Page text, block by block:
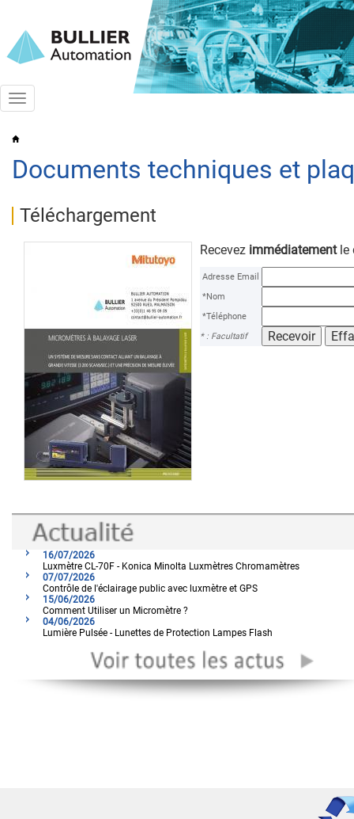
Toggle
Documents techniques et
Téléchargement
Recevez immédiatementle
Adresse Email
*Nom
*Téléphone
* : Facultatif
16/07/2026
Luxmètre CL-70F - Konica Minolta Luxmètres Chromamètres
07/07/2026
Contrôle de l'éclairage public avec luxmètre et GPS
15/06/2026
Comment Utiliser un Micromètre ?
04/06/2026
Lumière Pulsée - Lunettes de Protection Lampes Flash